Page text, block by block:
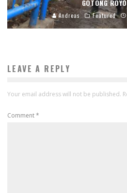
GOTONG
Andreas Featured
LEAVE A REPLY
Your email address will not be published.
Comment*